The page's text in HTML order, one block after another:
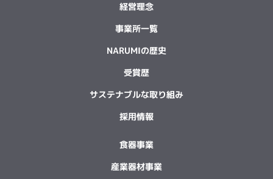
経営理念
事業所一覧
NARUMIの歴史
受賞歴
サステナブルな取り組み
採用情報
食器事業
産業器材事業